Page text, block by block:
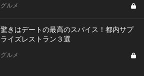
グルメ
驚きはデートの最高のスパイス！都内サプ
ライズレストラン３選
グルメ